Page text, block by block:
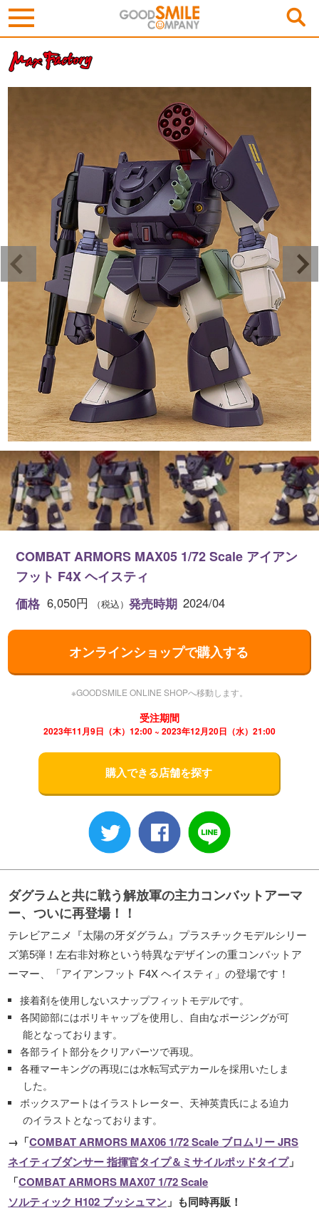
COMBAT ARMORS MAX05 1/72 Scale アイアン
フット F4X ヘイスティ
価格 6,050円 （税込） 発売時期 2024/04
オンラインショップで購入する
※GOODSMILE ONLINE SHOPへ移動します。
受注期間
2023年11月9日（木）12:00 ~ 2023年12月20日（水）21:00
購入できる店舗を探す
ダグラムと共に戦う解放軍の主力コンバットアーマ
ー、ついに再登場！！
テレビアニメ『太陽の牙ダグラム』プラスチックモデルシリー
ズ第5弾！左右非対称という特異なデザインの重コンバットア
ーマー、「アイアンフット F4X ヘイスティ」の登場です！
接着剤を使用しないスナップフィットモデルです。
各関節部にはポリキャップを使用し、自由なポージングが可
能となっております。
各部ライト部分をクリアパーツで再現。
各種マーキングの再現には水転写式デカールを採用いたしま
した。
ボックスアートはイラストレーター、天神英貴氏による迫力
のイラストとなっております。
→「COMBAT ARMORS MAX06 1/72 Scale ブロムリー JRS
ネイティブダンサー 指揮官タイプ＆ミサイルポッドタイプ」
「COMBAT ARMORS MAX07 1/72 Scale
ソルティック H102 ブッシュマン 」も同時再販！